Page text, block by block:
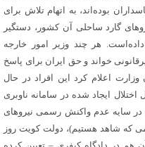
بوده‌اند، به اتهام تلاش برای
گارد ساحلی آن کشور، دستگیر
هر چند وزیر امور خارجه
خواند و حق ایران برای پاسخ
اعلام کرد این افراد در حال
ایجاد شده در سامانه ناوبری
در سایه عدم واکنش رسمی نیروهای
که شاهد هستیم)، دولت کویت روز